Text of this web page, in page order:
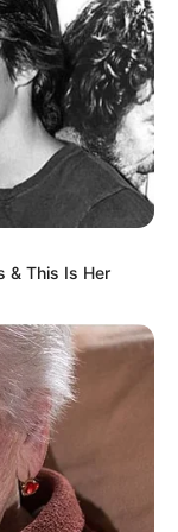
erworben
Bad
Sehlem
& This Is Her